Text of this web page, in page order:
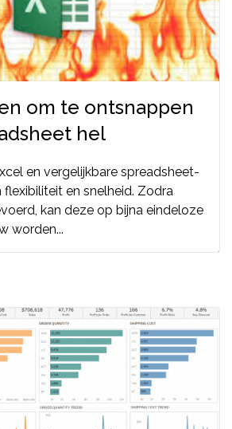
om te ontsnappen
hel
en vergelijkbare spreadsheet-
en snelheid. Zodra
kan deze op bijna eindeloze
worden...